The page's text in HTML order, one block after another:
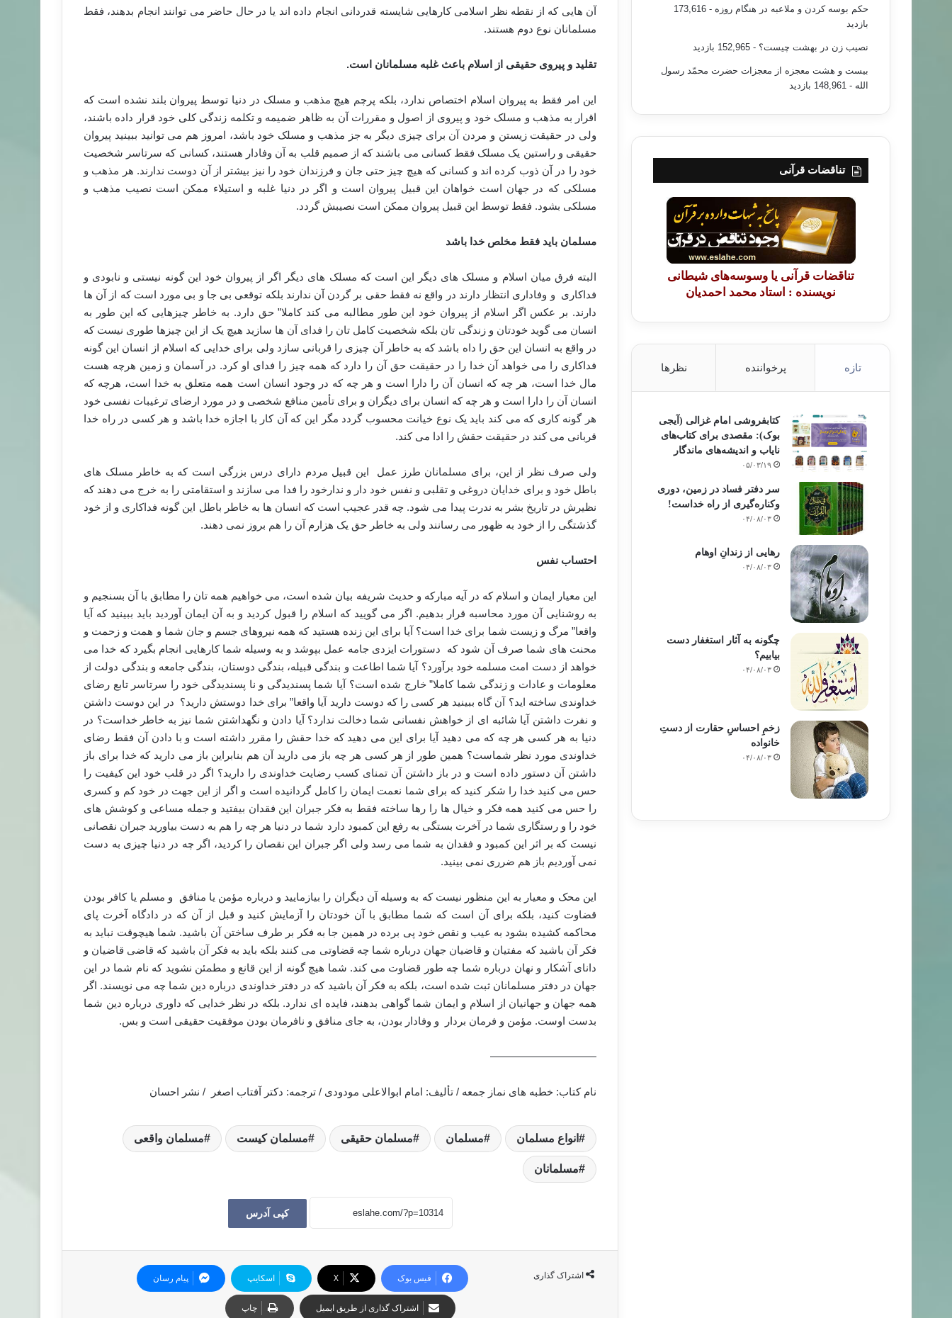
آن هایی که از نقطه نظر اسلامی کارهایی شایسته قدردانی انجام داده اند یا در حال حاضر می توانند انجام بدهند، فقط
مسلمانان نوع دوم هستند.
تقلید و پیروی حقیقی از اسلام باعث غلبه مسلمانان است.
این امر فقط به پیروان اسلام اختصاص ندارد، بلکه پرچم هیچ مذهب و مسلک در دنیا توسط پیروان بلند نشده است که
اقرار به مذهب و مسلک خود و پیروی از اصول و مقررات آن به ظاهر ضمیمه و تکلمه زندگی کلی خود قرار داده باشند،
ولی در حقیقت زیستن و مردن آن برای چیزی دیگر به جز مذهب و مسلک خود باشد، امروز هم می توانید ببینید پیروان
حقیقی و راستین یک مسلک فقط کسانی می باشند که از صمیم قلب به آن وفادار هستند، کسانی که سرتاسر شخصیت
خود را در آن ذوب کرده اند و کسانی که هیچ چیز حتی جان و فرزندان خود را نیز بیشتر از آن دوست ندارند. هر مذهب و
مسلکی که در جهان است خواهان این قبیل پیروان است و اگر در دنیا غلبه و استیلاء ممکن است نصیب مذهب و
مسلکی بشود. فقط توسط این قبیل پیروان ممکن است نصیبش گردد.
مسلمان باید فقط مخلص خدا باشد
البته فرق میان اسلام و مسلک های دیگر این است که مسلک های دیگر اگر از پیروان خود این گونه نیستی و نابودی و
فداکاری و وفاداری انتظار دارند در واقع نه فقط حقی بر گردن آن ندارند بلکه توقعی بی جا و بی مورد است که از آن ها
دارند. بر عکس اگر اسلام از پیروان خود این طور مطالبه می کند کاملا” حق دارد. به خاطر چیزهایی که این طور به
انسان می گوید خودتان و زندگی تان بلکه شخصیت کامل تان را فدای آن ها سازید هیچ یک از این چیزها طوری نیست که
در واقع به انسان این حق را داه باشد که به خاطر آن چیزی را قربانی سازد ولی برای خدایی که اسلام از انسان این گونه
فداکاری را می خواهد آن خدا را در حقیقت حق آن را دارد که همه چیز را فدای او کرد. در آسمان و زمین هرچه هست
مال خدا است، هر چه که انسان آن را دارا است و هر چه که در وجود انسان است همه متعلق به خدا است، هرچه که
انسان آن را دارا است و هر چه که انسان برای دیگران و برای تأمین منافع شخصی و در مورد ارضای ترغیبات نفسی خود
هر گونه کاری که می کند باید یک نوع خیانت محسوب گردد مگر این که آن کار با اجازه خدا باشد و هر کسی در راه خدا
قربانی می کند در حقیقت حقش را ادا می کند.
ولی صرف نظر از این، برای مسلمانان طرز عمل این قبیل مردم دارای درس بزرگی است که به خاطر مسلک های
باطل خود و برای خدایان دروغی و تقلبی و نفس خود دار و ندارخود را فدا می سازند و استقامتی را به خرج می دهند که
نظیرش در تاریخ بشر به ندرت پیدا می شود. چه قدر عجیب است که انسان ها به خاطر باطل این گونه فداکاری و از خود
گذشتگی را از خود به ظهور می رسانند ولی به خاطر حق یک هزارم آن را هم بروز نمی دهند.
احتساب نفس
این معیار ایمان و اسلام که در آیه مبارکه و حدیث شریفه بیان شده است، می خواهیم همه تان را مطابق با آن بسنجیم و
به روشنایی آن مورد محاسبه قرار بدهیم. اگر می گویید که اسلام را قبول کردید و به آن ایمان آوردید باید ببینید که آیا
واقعا” مرگ و زیست شما برای خدا است؟ آیا برای این زنده هستید که همه نیروهای جسم و جان شما و همت و زحمت و
محنت های شما صرف آن شود که دستورات ایزدی جامه عمل بپوشد و به وسیله شما کارهایی انجام بگیرد که خدا می
خواهد از دست امت مسلمه خود برآورد؟ آیا شما اطاعت و بندگی قبیله، بندگی دوستان، بندگی جامعه و بندگی دولت از
معلومات و عادات و زندگی شما کاملا” خارج شده است؟ آیا شما پسندیدگی و نا پسندیدگی خود را سرتاسر تابع رضای
خداوندی ساخته اید؟ آن گاه ببینید هر کسی را که دوست دارید آیا واقعا” برای خدا دوستش دارید؟ در این دوست داشتن
و نفرت داشتن آیا شائبه ای از خواهش نفسانی شما دخالت ندارد؟ آیا دادن و نگهداشتن شما نیز به خاطر خداست؟ در
دنیا به هر کسی هر چه که می دهید آیا برای این می دهید که خدا حقش را مقرر داشته است و با دادن آن فقط رضای
خداوندی مورد نظر شماست؟ همین طور از هر کسی هر چه باز می دارید آن هم بنابراین باز می دارید که خدا برای باز
داشتن آن دستور داده است و در باز داشتن آن تمنای کسب رضایت خداوندی را دارید؟ اگر در قلب خود این کیفیت را
حس می کنید خدا را شکر کنید که برای شما نعمت ایمان را کامل گردانیده است و اگر از این جهت در خود کم و کسری
را حس می کنید همه فکر و خیال ها را رها ساخته فقط به فکر جبران این فقدان بیفتید و جمله مساعی و کوشش های
خود را و رستگاری شما در آخرت بستگی به رفع این کمبود دارد شما در دنیا هر چه را هم به دست بیاورید جبران نقصانی
نیست که بر اثر این کمبود و فقدان به شما می رسد ولی اگر جبران این نقصان را کردید، اگر چه در دنیا چیزی به دست
نمی آوردیم باز هم ضرری نمی بینید.
این محک و معیار به این منظور نیست که به وسیله آن دیگران را بیازمایید و درباره مؤمن یا منافق و مسلم یا کافر بودن
قضاوت کنید، بلکه برای آن است که شما مطابق با آن خودتان را آزمایش کنید و قبل از آن که در دادگاه آخرت پای
محاکمه کشیده بشود به عیب و نقص خود پی برده در همین جا به فکر بر طرف ساختن آن باشید. شما هیچوقت نباید به
فکر آن باشید که مفتیان و قاضیان جهان درباره شما چه قضاوتی می کنند بلکه باید به فکر آن باشید که قاضی قاضیان و
دانای آشکار و نهان درباره شما چه طور قضاوت می کند. شما هیچ گونه از این قانع و مطمئن نشوید که نام شما در این
جهان در دفتر مسلمانان ثبت شده است، بلکه به فکر آن باشید که در دفتر خداوندی درباره دین شما چه می نویسند. اگر
همه جهان و جهانیان از اسلام و ایمان شما گواهی بدهند، فایده ای ندارد. بلکه در نظر خدایی که داوری درباره دین شما
بدست اوست. مؤمن و فرمان بردار و وفادار بودن، به جای منافق و نافرمان بودن موفقیت حقیقی است و بس.
——————————
نام کتاب: خطبه های نماز جمعه / تألیف: امام ابوالاعلی مودودی / ترجمه: دکتر آفتاب اصغر / نشر احسان
انواع مسلمان مسلمان مسلمان حقیقی مسلمان کیست مسلمان واقعی
مسلمانان
کپی آدرس
اشتراک گذاری فیس بوک X اسکایپ پیام رسان
اشتراک گذاری از طریق ایمیل چاپ
حکم بوسه کردن و ملاعبه در هنگام روزه
- 173,616
بازدید
نصیب زن در بهشت چیست؟ - 152,965 بازدید
بیست و هشت معجزه از معجزات حضرت محمّد رسول
الله - 148,961 بازدید
تناقضات قرآنی
تناقضات قرآنی یا وسوسه‌های شیطانی
نویسنده : استاد محمد احمدیان
تازه پرخواننده نظرها
کتابفروشی امام غزالی (آیجی
بوک): مقصدی برای کتاب‌های
نایاب و اندیشه‌های ماندگار
۰۵/۰۳/۱۹
سر دفتر فساد در زمین‌، دوری
وکناره‌گیری از راه خداست‌!
۰۴/۰۸/۰۳
رهایی از زندانِ اوهام
۰۴/۰۸/۰۳
چگونه به آثار استغفار دست
بیابیم؟
۰۴/۰۸/۰۳
زخمِ احساسِ حقارت از دستِ
خانواده
۰۴/۰۸/۰۳